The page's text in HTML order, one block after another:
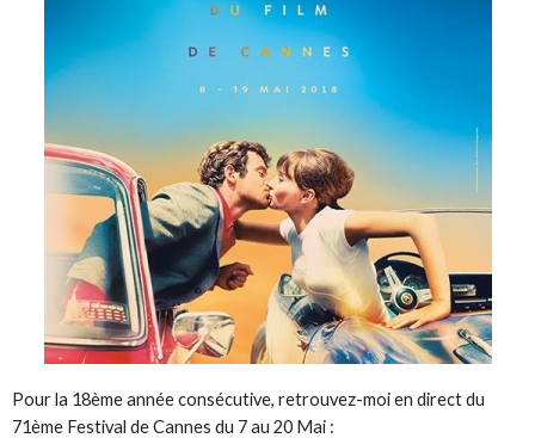
Pour la 18ème année consécutive, retrouvez-moi en direct du
71ème Festival de Cannes du 7 au 20 Mai :